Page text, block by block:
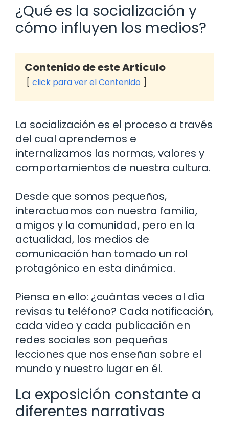
¿Qué es la socialización y
cómo influyen los medios?
Contenido de este Artículo
click para ver el Contenido
La socialización es el proceso a través
del cual aprendemos e
internalizamos las normas, valores y
comportamientos de nuestra cultura.
Desde que somos pequeños,
interactuamos con nuestra familia,
amigos y la comunidad, pero en la
actualidad, los medios de
comunicación han tomado un rol
protagónico en esta dinámica.
Piensa en ello: ¿cuántas veces al día
revisas tu teléfono? Cada notificación,
cada video y cada publicación en
redes sociales son pequeñas
lecciones que nos enseñan sobre el
mundo y nuestro lugar en él.
La exposición constante a
diferentes narrativas